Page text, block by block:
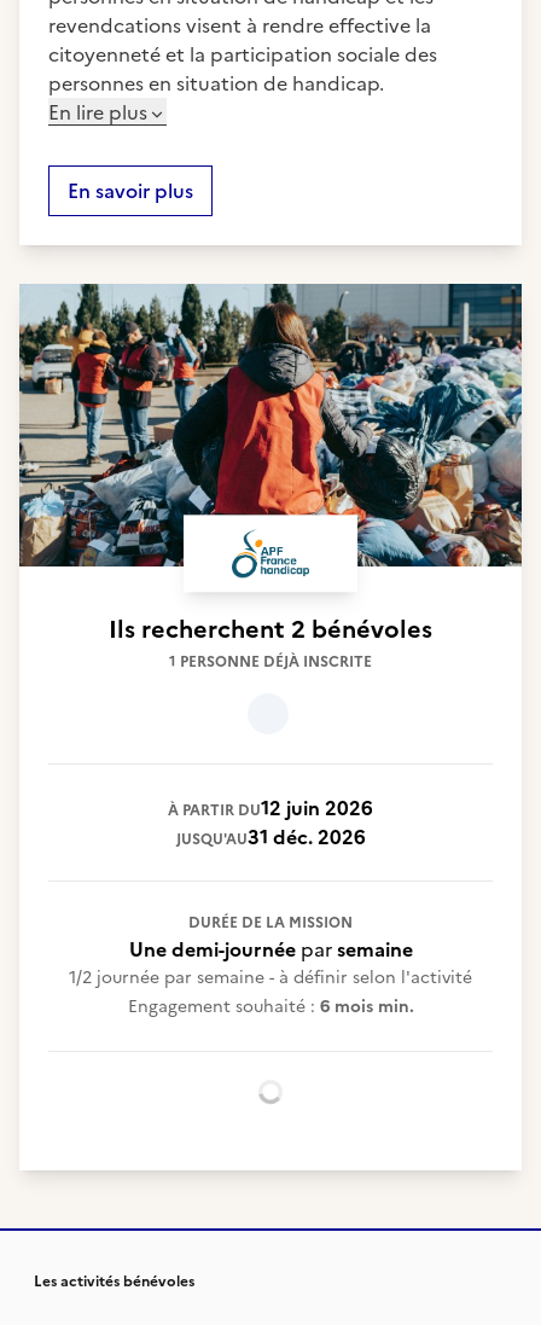
revendcations visent à rendre effective la
citoyenneté et la participation sociale des
personnes en situation de handicap.
En lire plus
En savoir plus
Ils recherchent 2 bénévoles
1 PERSONNE DÉJÀ INSCRITE
À PARTIR DU12 juin 2026
JUSQU'AU31 déc. 2026
DURÉE DE LA MISSION
Une demi-journéeparsemaine
1/2 journée par semaine - à définir selon l'activité
Engagement souhaité : 6 mois min.
Chargement...
Les activités bénévoles